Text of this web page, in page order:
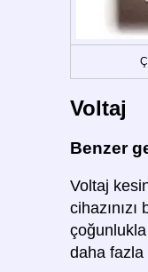
Voltaj
Benzer
Voltaj
daha fazla